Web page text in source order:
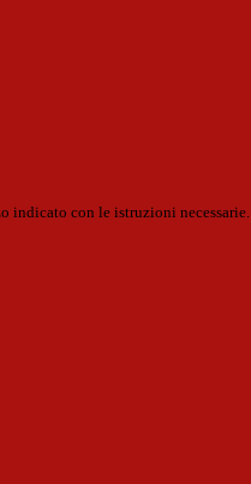
indicato con le istruzioni necessarie.